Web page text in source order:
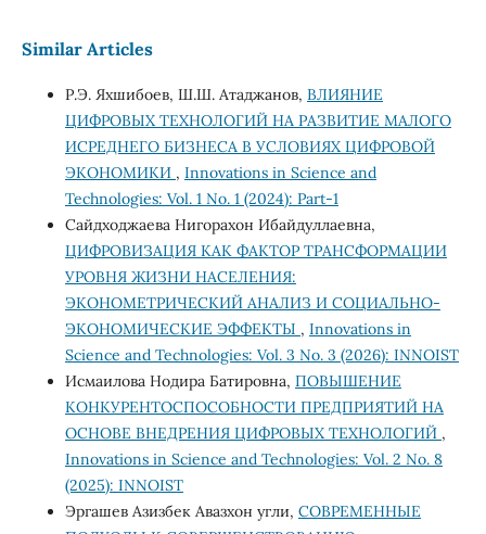
Similar Articles
Р.Э. Яхшибоев, Ш.Ш. Атаджанов, ВЛИЯНИЕ
ЦИФРОВЫХ ТЕХНОЛОГИЙ НА РАЗВИТИЕ МАЛОГО
ИСРЕДНЕГО БИЗНЕСА В УСЛОВИЯХ ЦИФРОВОЙ
ЭКОНОМИКИ , Innovations in Science and
Technologies: Vol. 1 No. 1 (2024): Part-1
Сайдходжаева Нигорахон Ибайдуллаевна,
ЦИФРОВИЗАЦИЯ КАК ФАКТОР ТРАНСФОРМАЦИИ
УРОВНЯ ЖИЗНИ НАСЕЛЕНИЯ:
ЭКОНОМЕТРИЧЕСКИЙ АНАЛИЗ И СОЦИАЛЬНО-
ЭКОНОМИЧЕСКИЕ ЭФФЕКТЫ , Innovations in
Science and Technologies: Vol. 3 No. 3 (2026): INNOIST
Исмаилова Нодира Батировна, ПОВЫШЕНИЕ
КОНКУРЕНТОСПОСОБНОСТИ ПРЕДПРИЯТИЙ НА
ОСНОВЕ ВНЕДРЕНИЯ ЦИФРОВЫХ ТЕХНОЛОГИЙ ,
Innovations in Science and Technologies: Vol. 2 No. 8
(2025): INNOIST
Эргашев Азизбек Авазхон угли, СОВРЕМЕННЫЕ